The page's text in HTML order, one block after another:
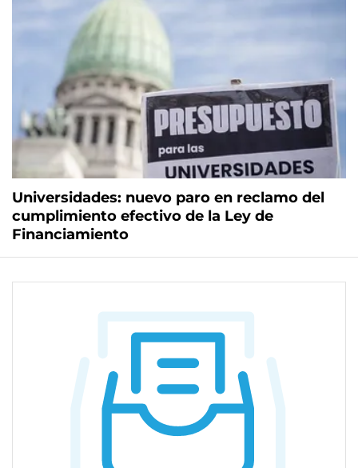
Universidades: nuevo paro en reclamo del
cumplimiento efectivo de la Ley de
Financiamiento